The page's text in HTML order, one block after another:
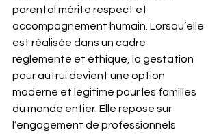
parental mérite respect et
accompagnement humain. Lorsqu’elle
est réalisée dans un cadre
réglementé et éthique, la gestation
pour autrui devient une option
moderne et légitime pour les familles
du monde entier. Elle repose sur
l’engagement de professionnels